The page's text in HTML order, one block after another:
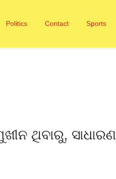
Politics Contact Sports
ଥିବାରୁ, ସାଧାରଣ